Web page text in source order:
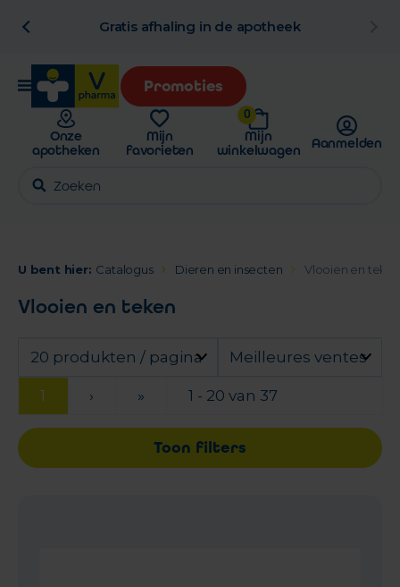
Gratis afhaling in de apotheek
Promoties
Onze
apotheken
Mijn
favorieten
0
Mijn
winkelwagen
Aanmelden
U bent hier: Catalogus Dieren en insecten Vlooien en
Vlooien en teken
20 produkten / pagina Meilleures ventes
1 › » 1 - 20 van 37
Toon filters